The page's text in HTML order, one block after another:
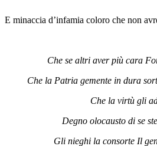
E minaccia d’infamia coloro che non
Che se altri aver più cara
Che la Patria gemente in dura
Che la virtù gli
Degno olocausto di se
Gli nieghi la consorte Il